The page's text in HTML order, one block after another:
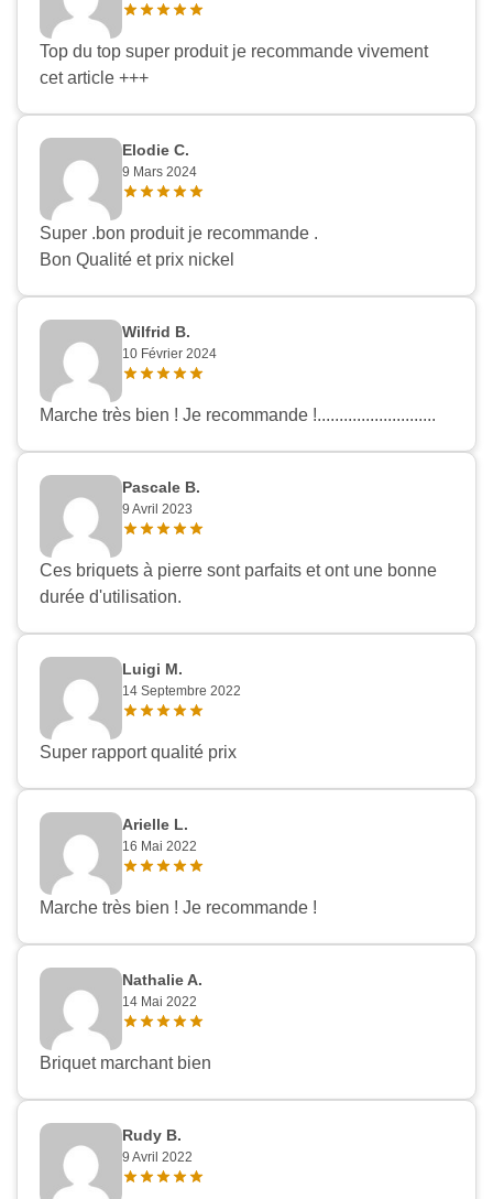
Top du top super produit je recommande vivement
cet article +++
Elodie C.
9 Mars 2024
Super .bon produit je recommande .
Bon Qualité et prix nickel
Wilfrid B.
10 Février 2024
Marche très bien ! Je recommande !...........................
Pascale B.
9 Avril 2023
Ces briquets à pierre sont parfaits et ont une bonne
durée d'utilisation.
Luigi M.
14 Septembre 2022
Super rapport qualité prix
Arielle L.
16 Mai 2022
Marche très bien ! Je recommande !
Nathalie A.
14 Mai 2022
Briquet marchant bien
Rudy B.
9 Avril 2022
Appliquer les filtres